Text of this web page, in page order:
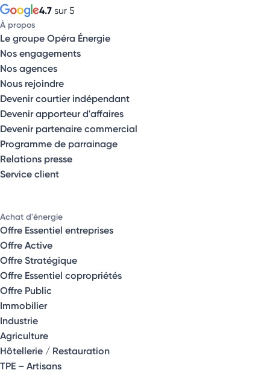
4.7 sur 5
À propos
Le groupe Opéra Énergie
Nos engagements
Nos agences
Nous rejoindre
Devenir courtier indépendant
Devenir apporteur d'affaires
Devenir partenaire commercial
Programme de parrainage
Relations presse
Service client
Achat d'énergie
Offre Essentiel entreprises
Offre Active
Offre Stratégique
Offre Essentiel copropriétés
Offre Public
Immobilier
Industrie
Agriculture
Hôtellerie / Restauration
TPE – Artisans